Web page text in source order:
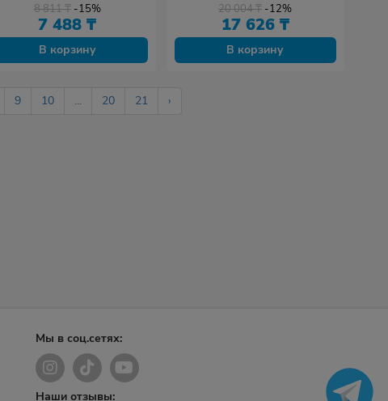
8 811₸ -15%
7 488 ₸
В корзину
20 004₸ -12%
17 626 ₸
В корзину
9 10 ... 20 21 ›
Мы в соц.сетях:
Наши отзывы: